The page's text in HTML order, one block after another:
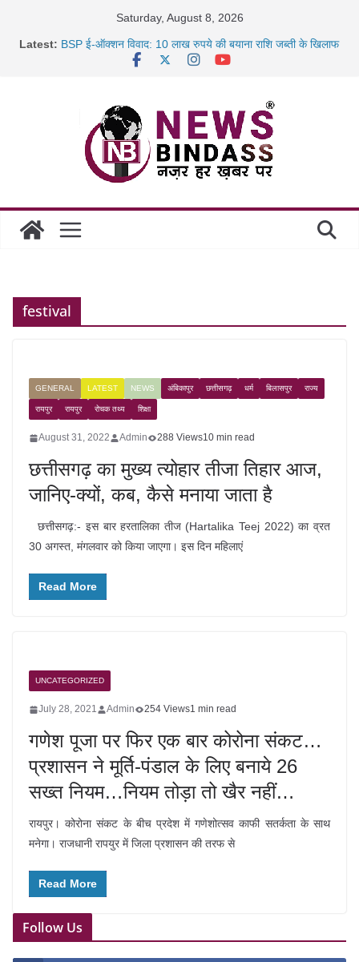
Saturday, August 8, 2026
Latest: BSP ई-ऑक्शन विवाद: 10 लाख रुपये की बयाना राशि जब्ती के खिलाफ
साइबर ठगी पर दुर्ग पुलिस का बड़ा एक्शन: 13 म्यूल बैंक खाताधारक
गिरफ्तार
festival
GENERAL LATEST NEWS अंबिकापुर छत्तीसगढ़ धर्म बिलासपुर राज्य
रायपुर रायपुर रोचक तथ्य शिक्षा
August 31, 2022 Admin 288 Views10 min read
छत्तीसगढ़ का मुख्य त्योहार तीजा तिहार आज,
जानिए-क्यों, कब, कैसे मनाया जाता है
छत्तीसगढ़:- इस बार हरतालिका तीज (Hartalika Teej 2022) का व्रत
30 अगस्त, मंगलवार को किया जाएगा। इस दिन महिलाएं
Read More
UNCATEGORIZED
July 28, 2021 Admin 254 Views1 min read
गणेश पूजा पर फिर एक बार कोरोना संकट…
प्रशासन ने मूर्ति-पंडाल के लिए बनाये 26
सख्त नियम…नियम तोड़ा तो खैर नहीं…
रायपुर। कोरोना संकट के बीच प्रदेश में गणेशोत्सव काफी सतर्कता के साथ
मनेगा। राजधानी रापयुर में जिला प्रशासन की तरफ से
Read More
Follow Us